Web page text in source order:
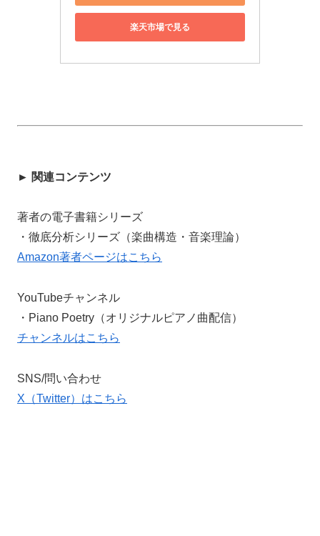
楽天市場で見る
► 関連コンテンツ
著者の電子書籍シリーズ
・徹底分析シリーズ（楽曲構造・音楽理論）
Amazon著者ページはこちら
YouTubeチャンネル
・Piano Poetry（オリジナルピアノ曲配信）
チャンネルはこちら
SNS/問い合わせ
X（Twitter）はこちら